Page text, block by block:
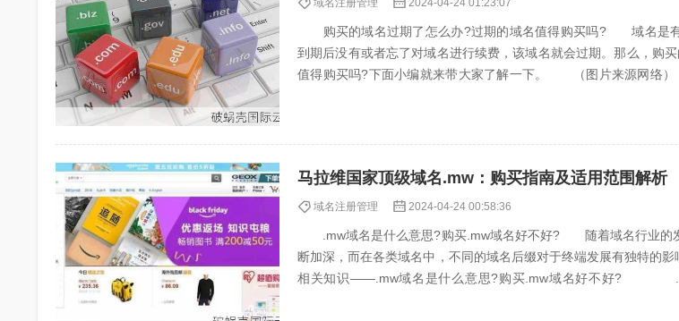
购买的域名过期了怎么办?过期的域名值得购买吗? 域名是有
到期后没有或者忘了对域名进行续费，该域名就会过期。那么，购
值得购买吗?下面小编就来带大家了解一下。 （图片来源网
马拉维国家顶级域名.mw：购买指南及适用范围解析
域名注册管理 2024-04-24 00:58:36
.mw域名是什么意思?购买.mw域名好不好? 随着域名行业的发
断加深，而在各类域名中，不同的域名后缀对于终端发展有独特的
相关知识——.mw域名是什么意思?购买.mw域名好不好?